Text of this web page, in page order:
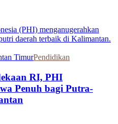
TimurPendidikan
RI, PHI
Penuh bagi Putra-